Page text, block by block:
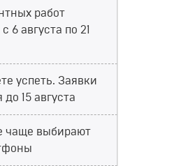
работ
6 августа по 21
успеть. Заявки
15 августа
чаще выбирают